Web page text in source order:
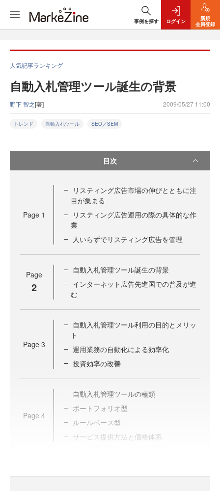
事例を探す ログイン
新規
会員登録
人気記事ランキング
自動入札管理ツール誕生の背景
野下 智之[著] 2009/05/27 11:00
トレンド 自動入札ツール SEO／SEM
目次
Page 1
リスティング広告市場の伸びとともに注
目が集まる
リスティング広告運用の際の具体的な作
業
人いらずでリスティング広告を管理
Page
2
自動入札管理ツール誕生の背景
インターネット広告先進国での普及が進
む
Page 3
自動入札管理ツール利用の目的とメリッ
ト
運用業務の自動化による効率化
投資効率の改善
Page 4
自動入札管理ツールの種類
ポートフォリオ型
ルールベース型
サービス提供方法と価格体系